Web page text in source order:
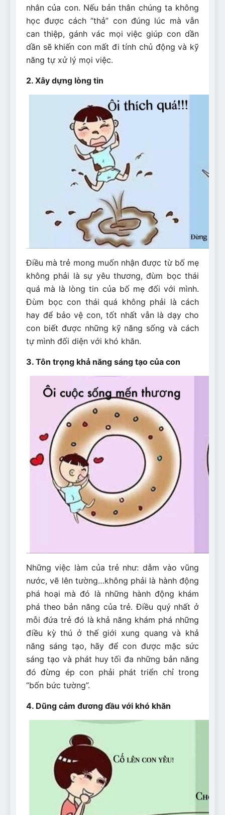
nhân của con. Nếu bản thân chúng ta không
học được cách “thả” con đúng lúc mà vẫn
can thiệp, gánh vác mọi việc giúp con dần
dần sẽ khiến con mất đi tính chủ động và kỹ
năng tự xử lý mọi việc.
2. Xây dựng lòng tin
Điều mà trẻ mong muốn nhận được từ bố mẹ
không phải là sự yêu thương, đùm bọc thái
quá mà là lòng tin của bố mẹ đối với mình.
Đùm bọc con thái quá không phải là cách
hay để bảo vệ con, tốt nhất vẫn là dạy cho
con biết được những kỹ năng sống và cách
tự mình đối diện với khó khăn.
3. Tôn trọng khả năng sáng tạo của con
Những việc làm của trẻ như: dẫm vào vũng
nước, vẽ lên tường…không phải là hành động
phá hoại mà đó là những hành động khám
phá theo bản năng của trẻ. Điều quý nhất ở
mỗi đứa trẻ đó là khả năng khám phá những
điều kỳ thú ở thế giới xung quang và khả
năng sáng tạo, hãy để con được mặc sức
sáng tạo và phát huy tối đa những bản năng
đó đừng ép con phải phát triển chỉ trong
“bốn bức tường”.
4. Dũng cảm đương đầu với khó khăn